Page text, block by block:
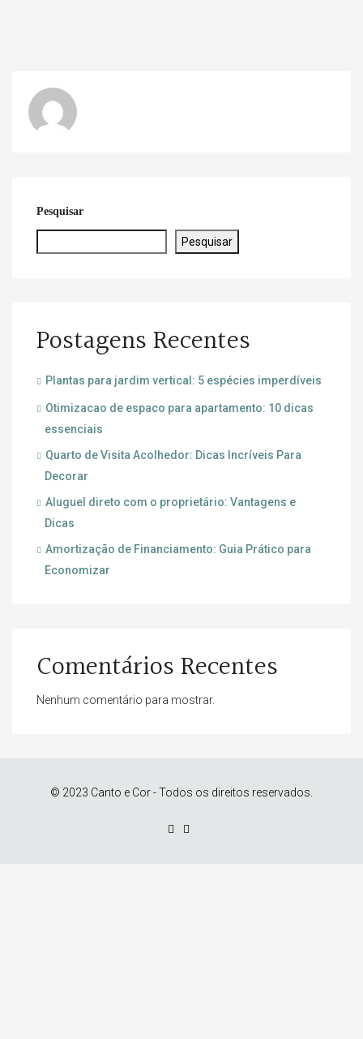
Pesquisar
Pesquisar
Postagens Recentes
Plantas para jardim vertical: 5 espécies imperdíveis
Otimizacao de espaco para apartamento: 10 dicas
essenciais
Quarto de Visita Acolhedor: Dicas Incríveis Para
Decorar
Aluguel direto com o proprietário: Vantagens e
Dicas
Amortização de Financiamento: Guia Prático para
Economizar
Comentários Recentes
Nenhum comentário para mostrar.
© 2023 Canto e Cor - Todos os direitos reservados.